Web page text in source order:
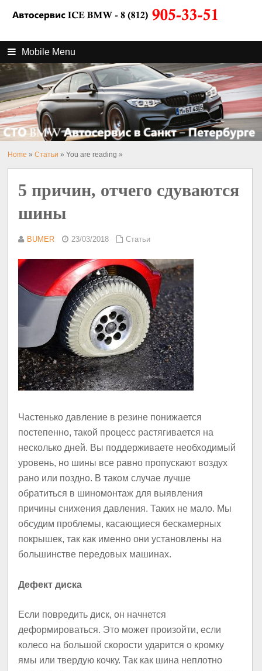
Mobile Menu
Home »Статьи » You are reading »
5 причин, отчего сдуваются
шины
BUMER 23/03/2018 Статьи
Частенько давление в резине понижается
постепенно, такой процесс растягивается на
несколько дней. Вы поддерживаете необходимый
уровень, но шины все равно пропускают воздух
рано или поздно. В таком случае лучше
обратиться в шиномонтаж для выявления
причины снижения давления. Таких не мало. Мы
обсудим проблемы, касающиеся бескамерных
покрышек, так как именно они установлены на
большинстве передовых машинах.
Дефект диска
Если повредить диск, он начнется
деформироваться. Это может произойти, если
колесо на большой скорости ударится о кромку
ямы или твердую кочку. Так как шина неплотно